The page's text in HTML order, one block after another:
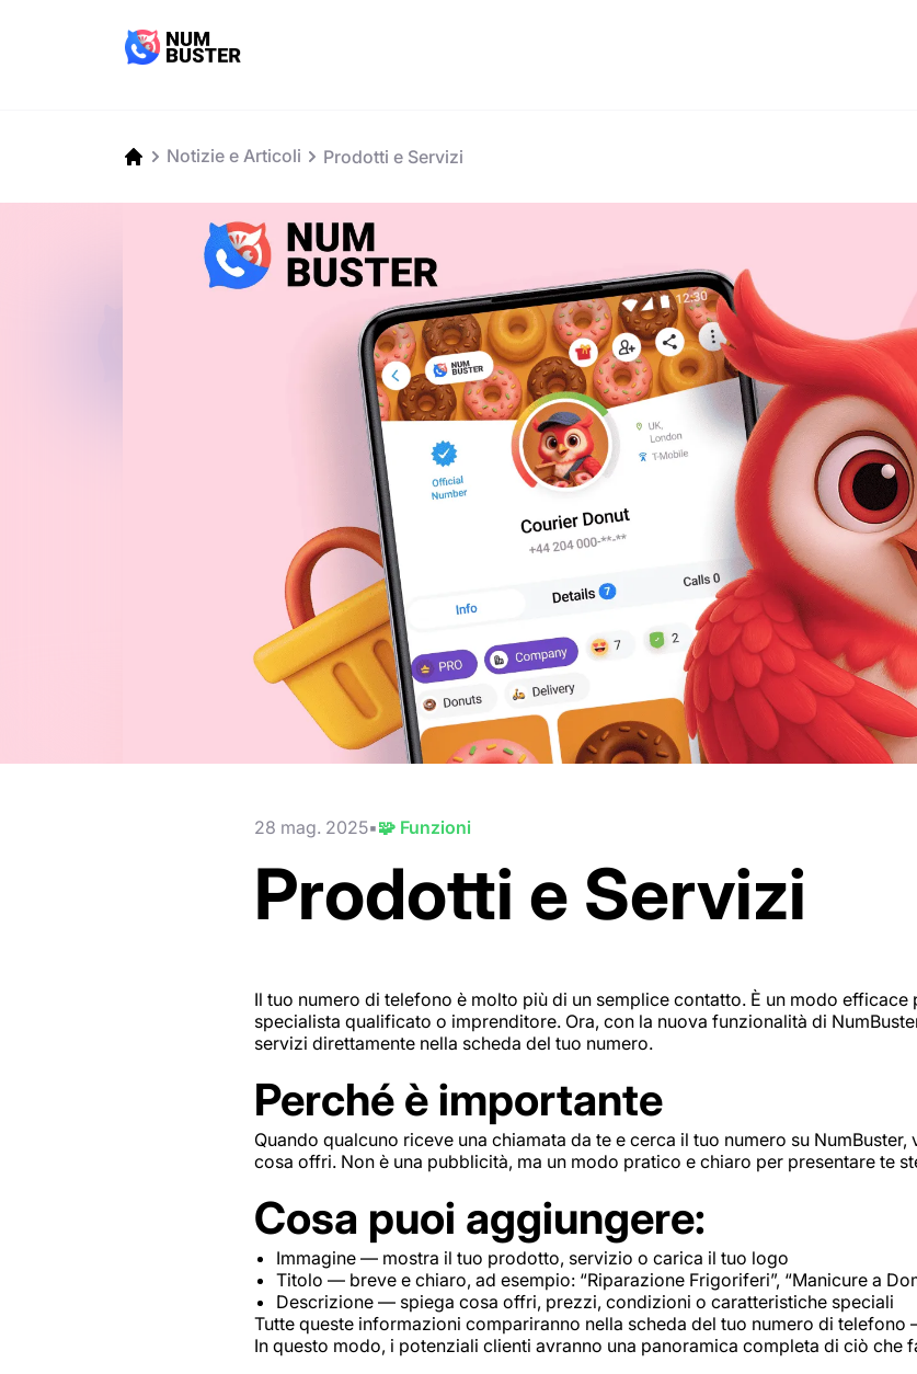
Notizie e Articoli Prodotti e Servizi
28 mag. 2025 🧩 Funzioni
Prodotti e Servizi
Il tuo numero di telefono è molto più di un semplice contatto. È un modo
specialista qualificato o imprenditore. Ora, con la nuova funzionalità di
servizi direttamente nella scheda del tuo numero.
Perché è importante
Quando qualcuno riceve una chiamata da te e cerca il tuo numero su
cosa offri. Non è una pubblicità, ma un modo pratico e chiaro per presentare te
Cosa puoi aggiungere:
Immagine — mostra il tuo prodotto, servizio o carica il tuo logo
Titolo — breve e chiaro, ad esempio: “Riparazione Frigoriferi”, “Manicure a
Descrizione — spiega cosa offri, prezzi, condizioni o caratteristiche speciali
Tutte queste informazioni compariranno nella scheda del tuo numero di
In questo modo, i potenziali clienti avranno una panoramica completa di ciò che